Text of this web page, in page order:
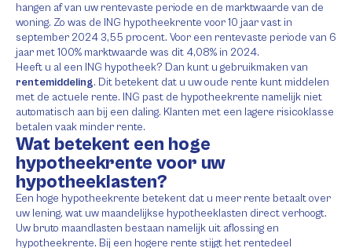
hangen af van uw rentevaste periode en de marktwaarde van de
woning. Zo was de ING hypotheekrente voor 10 jaar vast in
september 2024 3,55 procent. Voor een rentevaste periode van 6
jaar met 100% marktwaarde was dit 4,08% in 2024.
Heeft u al een ING hypotheek? Dan kunt u gebruikmaken van
rentemiddeling. Dit betekent dat u uw oude rente kunt middelen
met de actuele rente. ING past de hypotheekrente namelijk niet
automatisch aan bij een daling. Klanten met een lagere risicoklasse
betalen vaak minder rente.
Wat betekent een hoge
hypotheekrente voor uw
hypotheeklasten?
Een hoge hypotheekrente betekent dat u meer rente betaalt over
uw lening, wat uw maandelijkse hypotheeklasten direct verhoogt.
Uw bruto maandlasten bestaan namelijk uit aflossing en
hypotheekrente. Bij een hogere rente stijgt het rentedeel